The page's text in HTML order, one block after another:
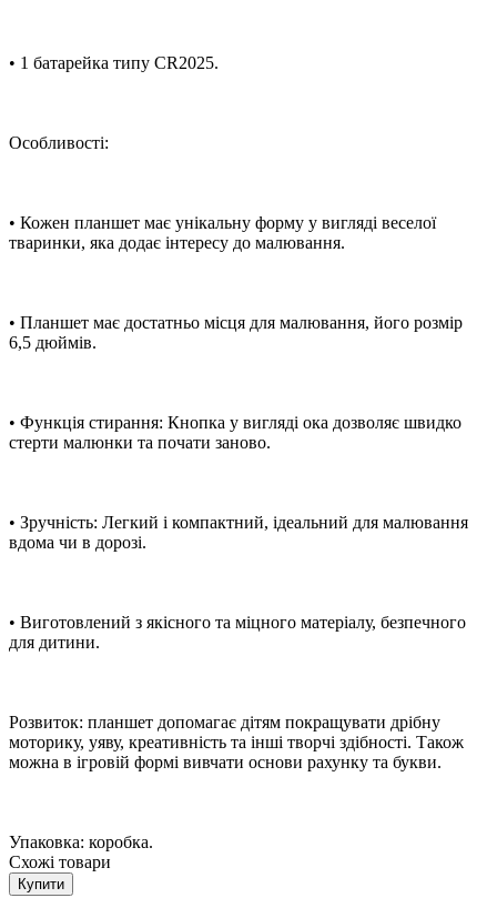
• 1 батарейка типу CR2025.
Особливості:
• Кожен планшет має унікальну форму у вигляді веселої
тваринки, яка додає інтересу до малювання.
• Планшет має достатньо місця для малювання, його розмір
6,5 дюймів.
• Функція стирання: Кнопка у вигляді ока дозволяє швидко
стерти малюнки та почати заново.
• Зручність: Легкий і компактний, ідеальний для малювання
вдома чи в дорозі.
• Виготовлений з якісного та міцного матеріалу, безпечного
для дитини.
Розвиток: планшет допомагає дітям покращувати дрібну
моторику, уяву, креативність та інші творчі здібності. Також
можна в ігровій формі вивчати основи рахунку та букви.
Упаковка: коробка.
Схожі товари
Купити